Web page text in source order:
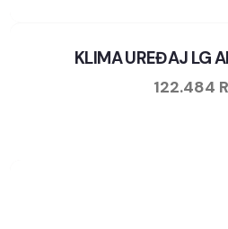
KLIMA UREĐAJ LG
122.484